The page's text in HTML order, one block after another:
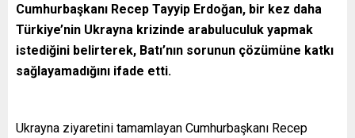
Cumhurbaşkanı Recep Tayyip Erdoğan, bir kez daha
Türkiye’nin Ukrayna krizinde arabuluculuk yapmak
istediğini belirterek, Batı’nın sorunun çözümüne katkı
sağlayamadığını ifade etti.
Ukrayna ziyaretini tamamlayan Cumhurbaşkanı Recep